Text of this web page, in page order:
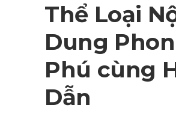
Thể Loại
Dung
Phú cùng
Dẫn